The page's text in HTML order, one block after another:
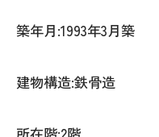
築年月:1993年3月築
建物構造:鉄骨造